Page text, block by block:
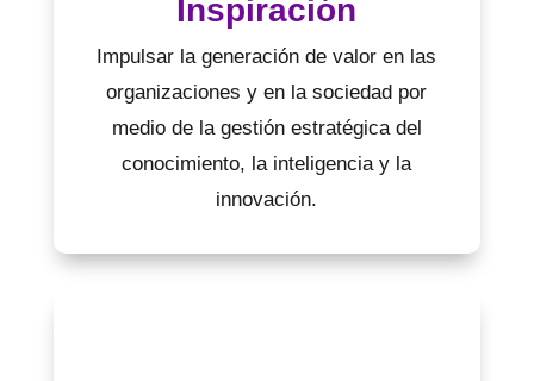
Inspiración
Impulsar la generación de valor en las
organizaciones y en la sociedad por
medio de la gestión estratégica del
conocimiento, la inteligencia y la
innovación.